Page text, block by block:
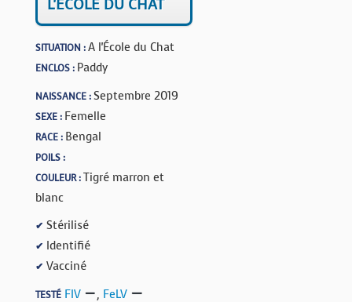
L'ÉCOLE DU CHAT
SITUATION :A l'École du Chat
ENCLOS : Paddy
NAISSANCE :Septembre 2019
SEXE : Femelle
RACE : Bengal
POILS :
COULEUR :Tigré marron et
blanc
✔ Stérilisé
✔ Identifié
✔ Vacciné
TESTÉ FIV , FeLV